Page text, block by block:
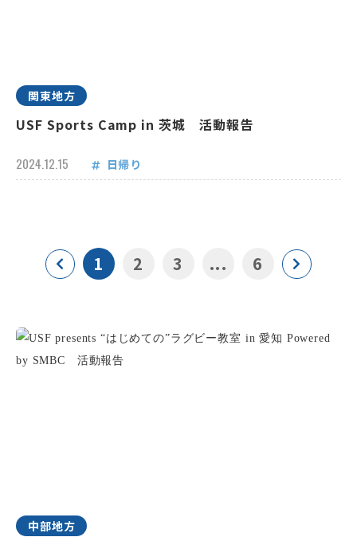
関東地方
USF Sports Camp in 茨城 活動報告
2024.12.15 日帰り
1 2 3 ... 6
中部地方